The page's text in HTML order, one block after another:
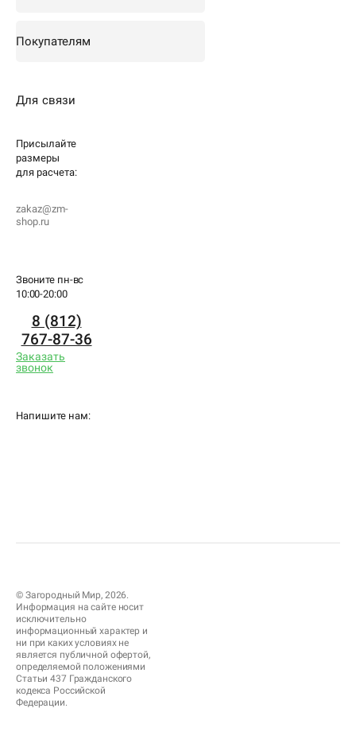
Покупателям
Для связи
Присылайте
размеры
для расчета:
zakaz@zm-
shop.ru
Звоните пн-вс
10:00-20:00
8 (812)
767-87-36
Заказать
звонок
Напишите нам:
© Загородный Мир, 2026.
Информация на сайте носит
исключительно
информационный характер и
ни при каких условиях не
является публичной офертой,
определяемой положениями
Статьи 437 Гражданского
кодекса Российской
Федерации.